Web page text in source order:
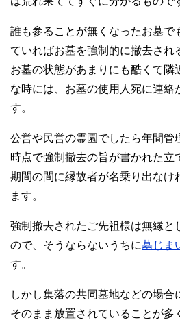
誰も参ることが無くなったお墓で
ていればお墓を強制的に撤去され
お墓の状態があまりにも酷くて隣
な時には、お墓の使用人宛に連絡
す。
公営や民営の霊園でしたら年間管
時点で強制撤去の旨が書かれた立
期間の間に縁故者が名乗り出なけ
ます。
強制撤去されたご先祖様は無縁と
ので、そうならないうちに墓じま
す。
しかし集落の共同墓地などの場
そのまま放置されていることが多